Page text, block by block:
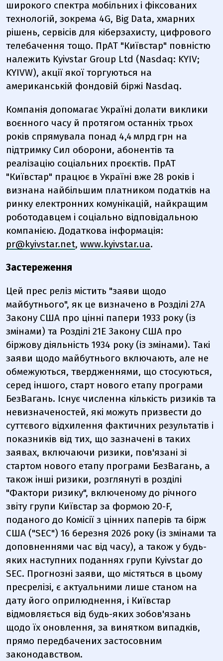
широкого спектра мобільних і фіксованих
технологій, зокрема 4G, Big Data, хмарних
рішень, сервісів для кіберзахисту, цифрового
телебачення тощо. ПрАТ "Київстар" повністю
належить Kyivstar Group Ltd (Nasdaq: KYIV;
KYIVW), акції якої торгуються на
американській фондовій біржі Nasdaq.
Компанія допомагає Україні долати виклики
воєнного часу й протягом останніх трьох
років спрямувала понад 4,4 млрд грн на
підтримку Сил оборони, абонентів та
реалізацію соціальних проєктів. ПрАТ
"Київстар" працює в Україні вже 28 років і
визнана найбільшим платником податків на
ринку електронних комунікацій, найкращим
роботодавцем і соціально відповідальною
компанією. Додаткова інформація:
pr@kyivstar.net, www.kyivstar.ua.
Застереження
Цей прес реліз містить "заяви щодо
майбутнього", як це визначено в Розділі 27А
Закону США про цінні папери 1933 року (із
змінами) та Розділі 21Е Закону США про
біржову діяльність 1934 року (із змінами). Такі
заяви щодо майбутнього включають, але не
обмежуються, твердженнями, що стосуються,
серед іншого, старт нового етапу програми
БезВагань. Існує численна кількість ризиків та
невизначеностей, які можуть призвести до
суттєвого відхилення фактичних результатів і
показників від тих, що зазначені в таких
заявах, включаючи ризики, пов'язані зі
стартом нового етапу програми БезВагань, а
також інші ризики, розглянуті в розділі
"Фактори ризику", включеному до річного
звіту групи Київстар за формою 20-F,
поданого до Комісії з цінних паперів та бірж
США ("SEC") 16 березня 2026 року (із змінами та
доповненнями час від часу), а також у будь-
яких наступних поданнях групи Kyivstar до
SEC. Прогнозні заяви, що містяться в цьому
пресрелізі, є актуальними лише станом на
дату його оприлюднення, і Київстар
відмовляється від будь-яких зобов'язань
щодо їх оновлення, за винятком випадків,
прямо передбачених застосовним
законодавством.